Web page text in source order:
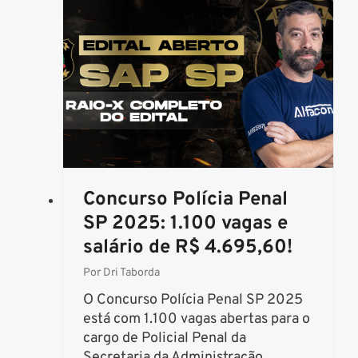
a
g
a
s
p
r
p
o
i
c
i
a
i
s
Concurso Polícia Penal
SP 2025: 1.100 vagas e
salário de R$ 4.695,60!
Por Dri Taborda
O Concurso Polícia Penal SP 2025
está com 1.100 vagas abertas para o
cargo de Policial Penal da